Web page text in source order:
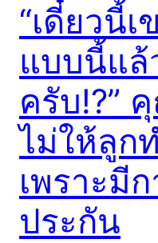
“เดี๋ยวนี้
แบบนี้แล้
ครับ!?”
ไม่ให้ลูก
เพราะมี
ประกัน